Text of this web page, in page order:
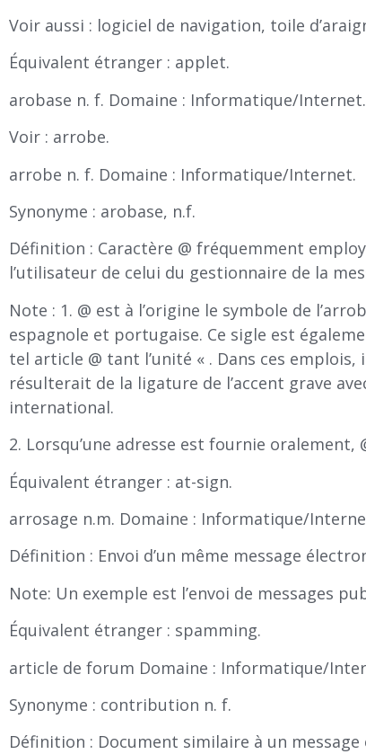
Voir aussi : logiciel de navigation, toile
Équivalent étranger : applet.
arobase n. f. Domaine : Informatique/Internet.
Voir : arrobe.
arrobe n. f. Domaine : Informatique/Internet.
Synonyme : arobase, n.f.
Définition : Caractère @ fréquemment
l’utilisateur de celui du gestionnaire de la
Note : 1. @ est à l’origine le symbole de
espagnole et portugaise. Ce sigle est
tel article @ tant l’unité « . Dans ces
résulterait de la ligature de l’accent grave
international.
2. Lorsqu’une adresse est fournie
Équivalent étranger : at-sign.
arrosage n.m. Domaine : Informatique/
Définition : Envoi d’un même message
Note: Un exemple est l’envoi de messages
Équivalent étranger : spamming.
article de forum Domaine : Informatique/
Synonyme : contribution n. f.
Définition : Document similaire à un